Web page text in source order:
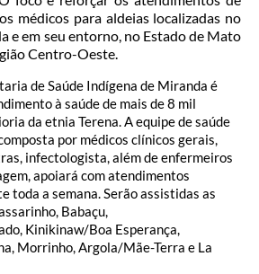
médicos para aldeias localizadas no
e em seu entorno, no Estado de Mato
Centro-Oeste.
de Saúde Indígena de Miranda é
à saúde de mais de 8 mil
da etnia Terena. A equipe de saúde
por médicos clínicos gerais,
infectologista, além de enfermeiros
apoiará com atendimentos
toda a semana. Serão assistidas as
Babaçu,
Kinikinaw/Boa Esperança,
Morrinho, Argola/Mãe-Terra e La